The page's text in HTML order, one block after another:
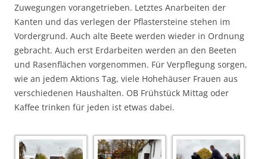
Zuwegungen vorangetrieben. Letztes Anarbeiten der
Kanten und das verlegen der Pflastersteine stehen im
Vordergrund. Auch alte Beete werden wieder in Ordnung
gebracht. Auch erst Erdarbeiten werden an den Beeten
und Rasenflächen vorgenommen. Für Verpflegung sorgen,
wie an jedem Aktions Tag, viele Hohehäuser Frauen aus
verschiedenen Haushalten. OB Frühstück Mittag oder
Kaffee trinken für jeden ist etwas dabei.